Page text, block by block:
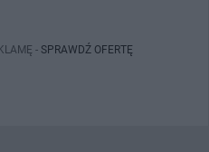
- SPRAWDŹ OFERTĘ